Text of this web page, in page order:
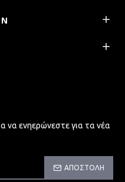
να ενηερώνεστε για τα νέα
ΑΠΟΣΤΟΛΉ